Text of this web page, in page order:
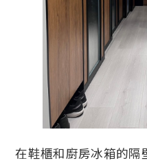
在鞋櫃和廚房冰箱的隔